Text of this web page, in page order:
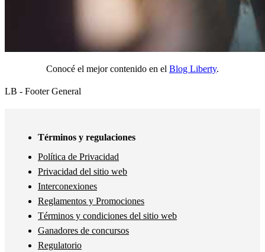
Conocé el mejor contenido en el Blog Liberty.
LB - Footer General
Términos y regulaciones
Política de Privacidad
Privacidad del sitio web
Interconexiones
Reglamentos y Promociones
Términos y condiciones del sitio web
Ganadores de concursos
Regulatorio